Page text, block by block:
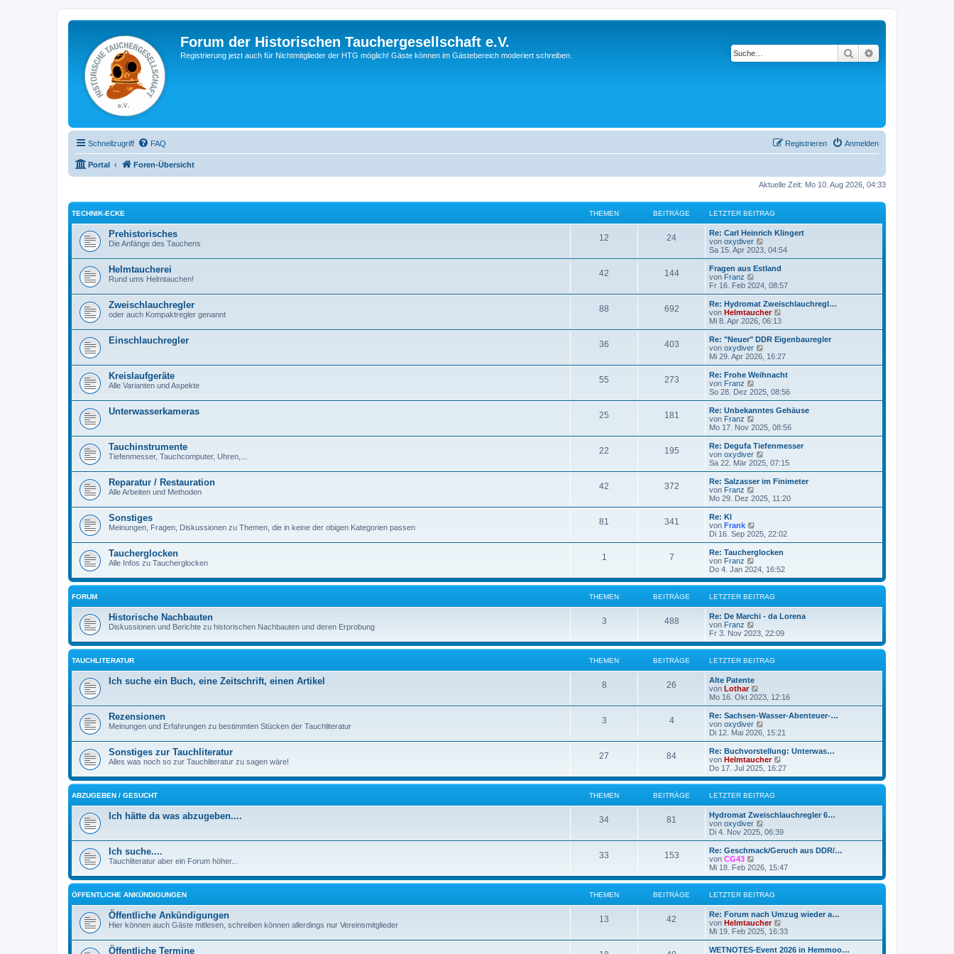
Forum der Historischen Tauchergesellschaft e.V.
Registrierung jetzt auch für Nichtmitglieder der HTG möglich! Gäste können im Gästebereich moderiert schreiben. Suche
Schnellzugriff FAQ Anmelden
Registrieren
Portal Foren-Übersicht
Aktuelle Zeit: Mo 10. Aug 2026, 04:33
TECHNIK-ECKE THEMEN BEITRÄGE LETZTER BEITRAG
Prehistorisches
Die Anfänge des Tauchens
12 24
Re: Carl Heinrich Klingert
von oxydiver
e
u
e
e
r
B
e
i
r
g
Sa 15. Apr 2023, 04:54
Helmtaucherei
Rund ums Helmtauchen!
42 144
Fragen aus Estland
von Franz
e
u
e
s
t
e
r
B
e
i
r
g
Fr 16. Feb 2024, 08:57
Zweischlauchregler
oder auch Kompaktregler genannt
88 692
Re: Hydromat Zweischlauchregl…
von Helmtaucher
u
e
s
t
r
B
e
i
r
g
Mi 8. Apr 2026, 06:13
Einschlauchregler 36 403
Re: "Neuer" DDR Eigenbauregler
von oxydiver
e
u
e
t
e
r
B
e
i
r
g
Mi 29. Apr 2026, 16:27
Kreislaufgeräte
Alle Varianten und Aspekte
55 273
Re: Frohe Weihnacht
von Franz
e
u
e
t
r
B
e
i
r
g
So 28. Dez 2025, 08:56
Unterwasserkameras 25 181
Re: Unbekanntes Gehäuse
von Franz
e
u
e
s
t
B
e
i
g
Mo 17. Nov 2025, 08:56
Tauchinstrumente
Tiefenmesser, Tauchcomputer, Uhren,...
22 195
Re: Degufa Tiefenmesser
von oxydiver
e
u
e
t
e
i
r
g
Sa 22. Mär 2025, 07:15
Reparatur / Restauration
Alle Arbeiten und Methoden
42 372
Re: Salzasser im Finimeter
von Franz
e
u
t
B
e
i
t
a
g
Mo 29. Dez 2025, 11:20
Sonstiges
Meinungen, Fragen, Diskussionen zu Themen, die in keine der obigen Kategorien passen
81 341
Re: KI
von Frank
e
u
e
s
t
r
B
e
i
t
a
g
Di 16. Sep 2025, 22:02
Taucherglocken
Alle Infos zu Taucherglocken
1 7
Re: Taucherglocken
von Franz
e
u
e
s
r
e
i
r
a
Do 4. Jan 2024, 16:52
FORUM THEMEN BEITRÄGE LETZTER BEITRAG
Historische Nachbauten
Diskussionen und Berichte zu historischen Nachbauten und deren Erprobung
3 488
Re: De Marchi - da Lorena
von Franz
e
u
e
s
B
e
i
t
r
a
g
Fr 3. Nov 2023, 22:09
TAUCHLITERATUR THEMEN BEITRÄGE LETZTER BEITRAG
Ich suche ein Buch, eine Zeitschrift, einen Artikel 8 26
Alte Patente
von Lothar
e
u
e
s
t
e
r
B
e
i
t
a
g
Mo 16. Okt 2023, 12:16
Rezensionen
Meinungen und Erfahrungen zu bestimmten Stücken der Tauchliteratur
3 4
Re: Sachsen-Wasser-Abenteuer-…
von oxydiver
e
u
e
s
e
r
B
e
i
t
a
g
Di 12. Mai 2026, 15:21
Sonstiges zur Tauchliteratur
Alles was noch so zur Tauchliteratur zu sagen wäre!
27 84
Re: Buchvorstellung: Unterwas…
von Helmtaucher
e
u
e
r
e
i
t
a
g
Do 17. Jul 2025, 16:27
ABZUGEBEN / GESUCHT THEMEN BEITRÄGE LETZTER BEITRAG
Ich hätte da was abzugeben.... 34 81
Hydromat Zweischlauchregler 6…
von oxydiver
e
u
e
t
e
r
B
e
i
t
r
a
g
Di 4. Nov 2025, 06:39
Ich suche....
Tauchliteratur aber ein Forum höher...
33 153
Re: Geschmack/Geruch aus DDR/…
von CG43
e
u
e
s
r
B
e
i
t
Mi 18. Feb 2026, 15:47
ÖFFENTLICHE ANKÜNDIGUNGEN THEMEN BEITRÄGE LETZTER BEITRAG
Öffentliche Ankündigungen
Hier können auch Gäste mitlesen, schreiben können allerdings nur Vereinsmitglieder
13 42
Re: Forum nach Umzug wieder a…
von Helmtaucher
e
u
e
Mi 19. Feb 2025, 16:33
Öffentliche Termine
WETNOTES-Event 2026 in Hemmoo…